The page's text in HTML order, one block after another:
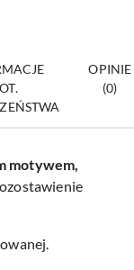
OPINIE
(0)
motywem,